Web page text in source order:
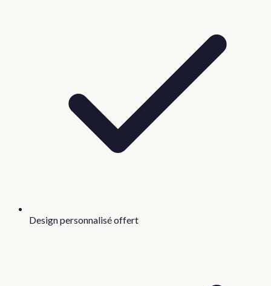
Design personnalisé offert